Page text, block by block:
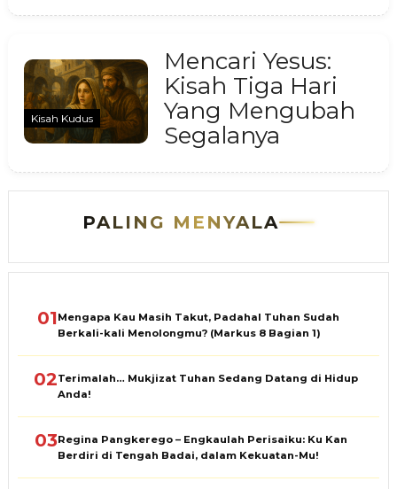
Kisah Kudus
Mencari Yesus:
Kisah Tiga Hari
Yang Mengubah
Segalanya
PALING MENYALA
01Mengapa Kau Masih Takut, Padahal Tuhan Sudah
Berkali-kali Menolongmu? (Markus 8 Bagian 1)
02Terimalah… Mukjizat Tuhan Sedang Datang di Hidup
Anda!
03Regina Pangkerego – Engkaulah Perisaiku: Ku Kan
Berdiri di Tengah Badai, dalam Kekuatan-Mu!